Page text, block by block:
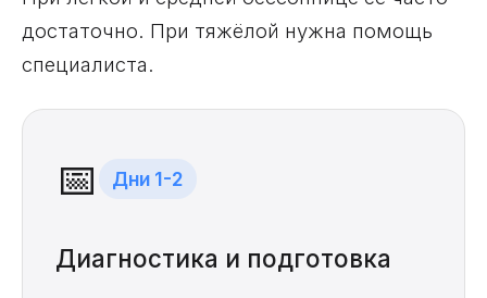
достаточно. При тяжёлой нужна помощь
специалиста.
📅 Дни 1-2
Диагностика и подготовка